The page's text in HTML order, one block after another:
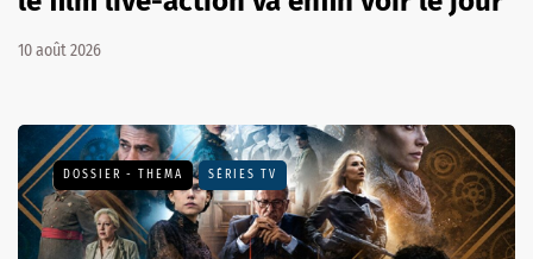
10 août 2026
DOSSIER - THEMA SÉRIES TV